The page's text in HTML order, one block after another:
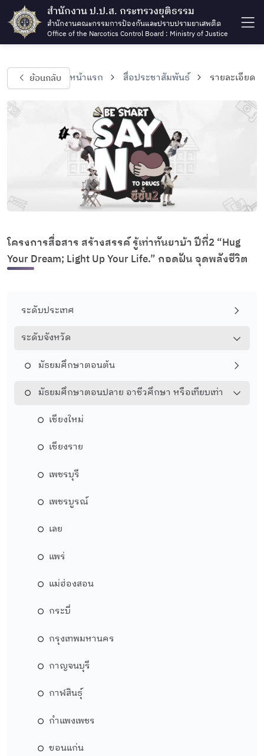
สำนักงาน ป.ป.ส. กระทรวงยุติธรรม
สำนักงานคณะกรรมการป้องกันและปราบปรามยาเสพติด
Office of the Narcotics Control Board : Ministry of Justice
ย้อนกลับ หน้าแรก สื่อประชาสัมพันธ์ รายละเอียด
โครงการสื่อสาร สร้างสรรค์ รู้เท่าทันยาบ้า ปีที่2 “Hug
Your Dream; Light Up Your Life.” กอดฝัน จุดพลังชีวิต
ระดับประเทศ
ระดับจังหวัด
มัธยมศึกษาตอนต้น
มัธยมศึกษาตอนปลาย อาชีวศึกษา หรือเทียบเท่า
เชียงใหม่
เชียงราย
เพชรบุรี
เพชรบูรณ์
เลย
แพร่
แม่ฮ่องสอน
กระบี่
กรุงเทพมหานคร
กาญจนบุรี
กาฬสินธุ์
กำแพงเพชร
ขอนแก่น